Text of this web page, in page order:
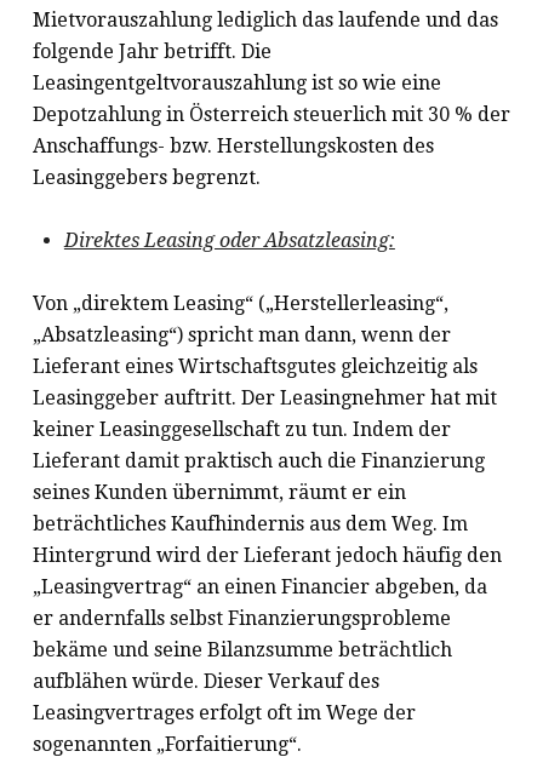
Mietvorauszahlung lediglich das laufende und das
folgende Jahr betrifft. Die
Leasingentgeltvorauszahlung ist so wie eine
Depotzahlung in Österreich steuerlich mit 30 % der
Anschaffungs- bzw. Herstellungskosten des
Leasinggebers begrenzt.
Direktes Leasing oder Absatzleasing:
Von „direktem Leasing“ („Herstellerleasing“,
„Absatzleasing“) spricht man dann, wenn der
Lieferant eines Wirtschaftsgutes gleichzeitig als
Leasinggeber auftritt. Der Leasingnehmer hat mit
keiner Leasinggesellschaft zu tun. Indem der
Lieferant damit praktisch auch die Finanzierung
seines Kunden übernimmt, räumt er ein
beträchtliches Kaufhindernis aus dem Weg. Im
Hintergrund wird der Lieferant jedoch häufig den
„Leasingvertrag“ an einen Financier abgeben, da
er andernfalls selbst Finanzierungsprobleme
bekäme und seine Bilanzsumme beträchtlich
aufblähen würde. Dieser Verkauf des
Leasingvertrages erfolgt oft im Wege der
sogenannten „Forfaitierung“.